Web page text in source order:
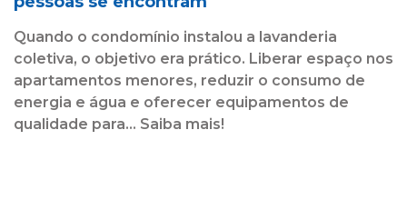
Quando o condomínio instalou a lavanderia
coletiva, o objetivo era prático. Liberar espaço nos
apartamentos menores, reduzir o consumo de
energia e água e oferecer equipamentos de
qualidade para... Saiba mais!